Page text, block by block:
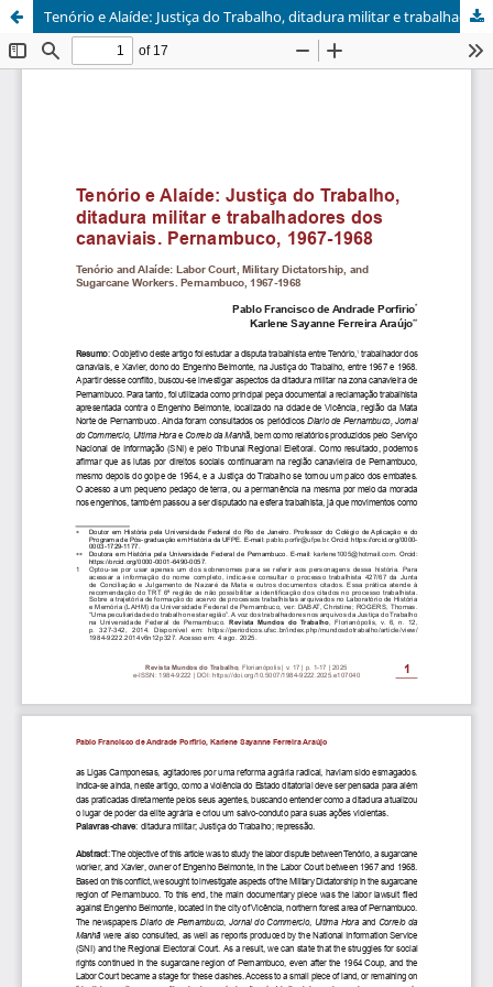
Tenório e Alaíde: Justiça do Trabalho, ditadura militar e trabalhadores dos canaviais. Pernambuco, 1967-1968